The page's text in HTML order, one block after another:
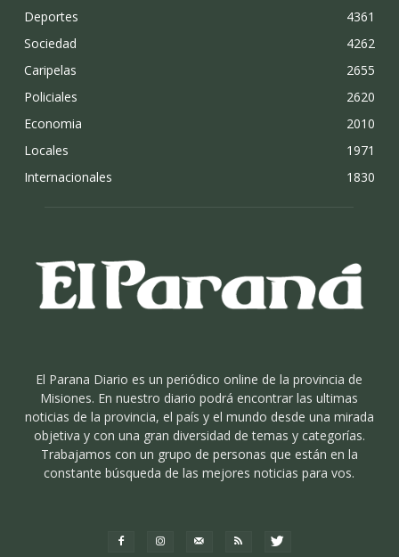
Deportes
4361
Sociedad
4262
Caripelas
2655
Policiales
2620
Economia
2010
Locales
1971
Internacionales
1830
El Parana Diario es un periódico online de la provincia de
Misiones. En nuestro diario podrá encontrar las ultimas
noticias de la provincia, el país y el mundo desde una mirada
objetiva y con una gran diversidad de temas y categorías.
Trabajamos con un grupo de personas que están en la
constante búsqueda de las mejores noticias para vos.